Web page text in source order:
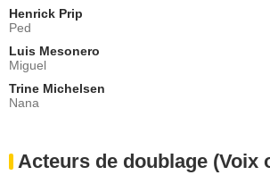
Henrick Prip
Ped
Luis Mesonero
Miguel
Trine Michelsen
Nana
Acteurs de doublage (Voix